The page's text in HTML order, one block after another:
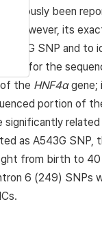
previously been
However, its
SNP and to
for the
the HNF4αgene;
portion of
significantly
as A543G SNP,
from birth to
6 (249) SNPs